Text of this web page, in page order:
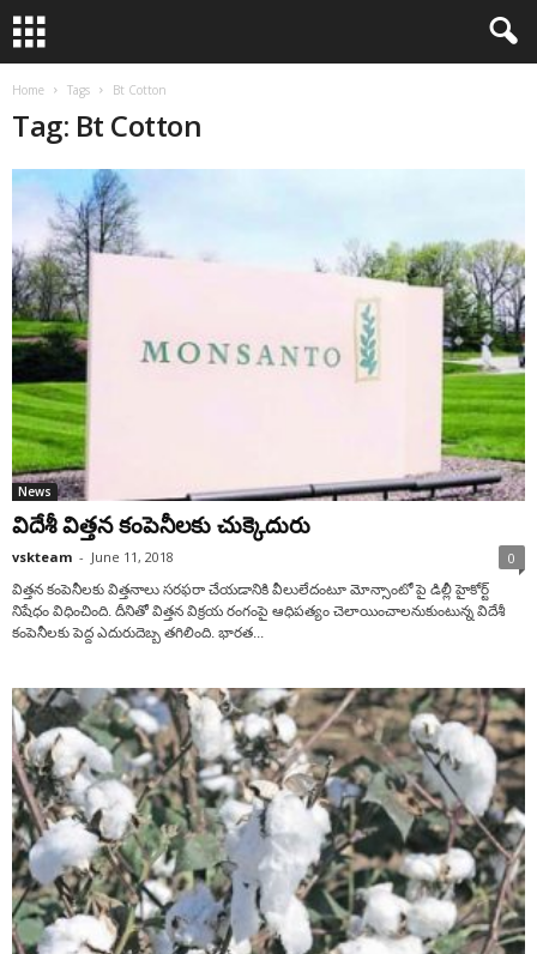
Home Tags Bt Cotton
Tag: Bt Cotton
News
విదేశీ విత్తన కంపెనీలకు చుక్కెదురు
vskteam - June 11, 2018 0
విత్తన కంపెనీలకు విత్తనాలు సరఫరా చేయడానికి వీలులేదంటూ మోన్సాంటో పై డిల్లీ హైకోర్ట్‌
నిషేధం విధించింది. దీనితో విత్తన విక్రయ రంగంపై ఆధిపత్యం చెలాయించాలనుకుంటున్న విదేశీ
కంపెనీలకు పెద్ద ఎదురుదెబ్బ తగిలింది. భారత...